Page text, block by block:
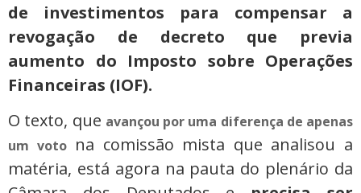
de investimentos para compensar a
revogação de decreto que previa
aumento do Imposto sobre Operações
Financeiras (IOF).
O texto, que avançou por uma diferença de apenas
um votona comissão mista que analisou a
matéria, está agora na pauta do plenário da